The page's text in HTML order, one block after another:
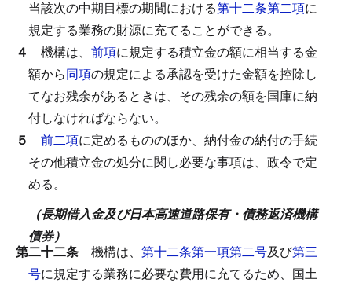
当該次の中期目標の期間における第十二条第二項に
規定する業務の財源に充てることができる。
４ 機構は、 前項に規定する積立金の額に相当する金
額から同項の規定による承認を受けた金額を控除し
てなお残余があるときは、その残余の額を国庫に納
付しなければならない。
５ 前二項に定めるもののほか、納付金の納付の手続
その他積立金の処分に関し必要な事項は、政令で定
める。
（長期借入金及び日本高速道路保有・債務返済機構
債券）
第二十二条 機構は、 第十二条第一項第二号及び第三
号に規定する業務に必要な費用に充てるため、国土